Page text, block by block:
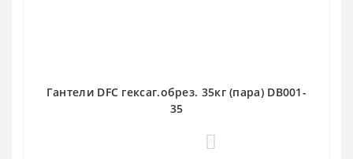
Гантели DFC гексаг.обрез. 35кг (пара) DB001-
35